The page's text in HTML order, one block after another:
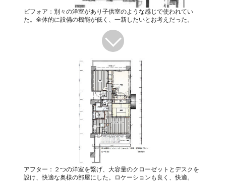
ビフォア：別々の洋室があり子供室のような感じで使われてい
た。全体的に設備の機能が低く、一新したいとお考えだった。
アフター：２つの洋室を繋げ、大容量のクローゼットとデスクを
設け、快適な奥様の部屋にした。ロケーションも良く、快適。